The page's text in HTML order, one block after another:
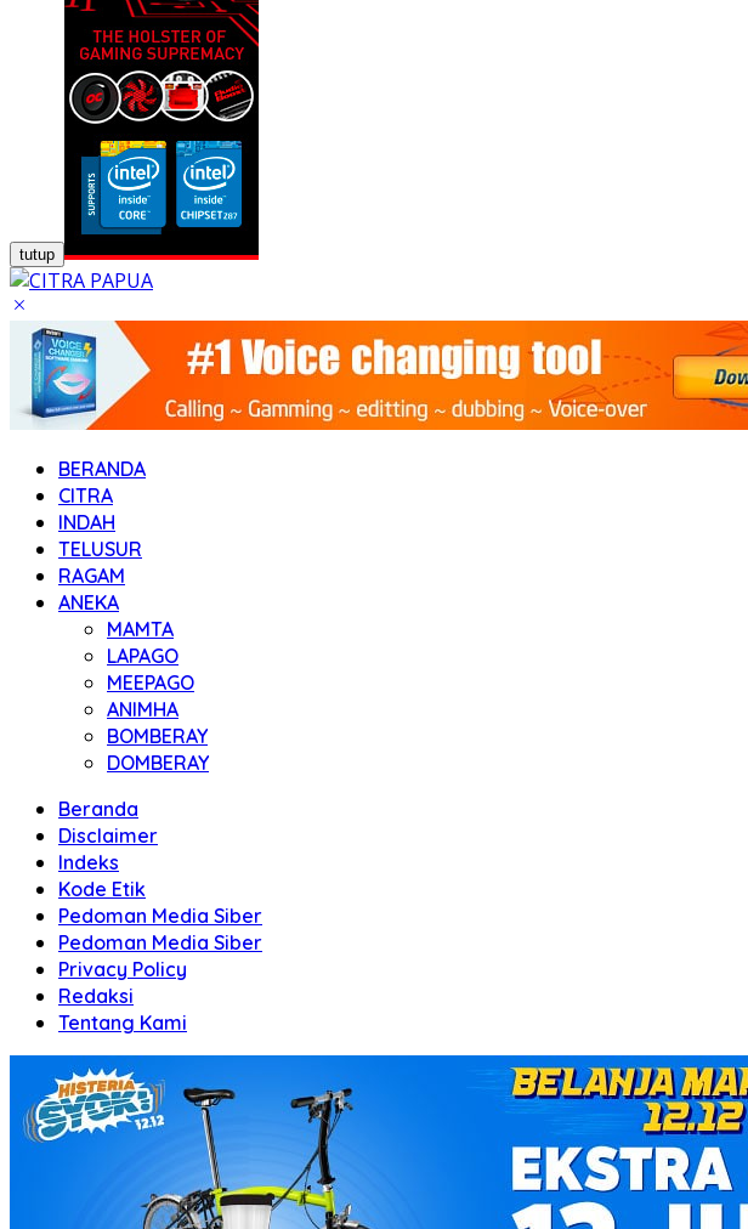
tutup
BERANDA
CITRA
INDAH
TELUSUR
RAGAM
ANEKA
MAMTA
LAPAGO
MEEPAGO
ANIMHA
BOMBERAY
DOMBERAY
Beranda
Disclaimer
Indeks
Kode Etik
Pedoman Media Siber
Pedoman Media Siber
Privacy Policy
Redaksi
Tentang Kami